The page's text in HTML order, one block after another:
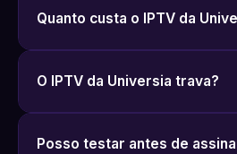
Quanto custa o IPTV da
O IPTV da Universia trava?
Posso testar antes de